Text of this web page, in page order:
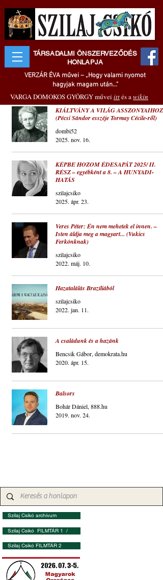
TÁRSADALMI ÖNSZERVEZŐDÉS
HONLAPJA
VERZÁR ÉVA művei – „Hogy valami nyomot
hagyjak magam után..."
VARGA DOMOKOS GYÖRGY művei ittés awikin
KIÁLTVÁNY A VILÁG ASSZONYAIHOZ
(Pécsi Sándor esszéje Tormay Cécile-ről)
dombi52
2025. nov. 16.
KÉPBE HOZOM ÉDESAPÁT 2025/ II.
RÉSZ – egyébként a 8. – A HUNYADI-
HATÁS
szilajcsiko
2025. ápr. 23.
Veres Péter: Én nem mehetek el innen. –
Isten áldja meg a magyart... (Vukics
Ferkónknak)
szilajcsiko
2022. máj. 10.
Hazatalálás Brazíliából
szilajcsiko
2022. jan. 11.
A családunk és a hazánk
Bencsik Gábor, demokrata.hu
2020. ápr. 15.
Balsors
Bohár Dániel, 888.hu
2019. nov. 24.
Szilaj Csikó archívum
Szilaj Csikó FILMTÁR 1 /
Szilaj Csikó FILMTÁR 2